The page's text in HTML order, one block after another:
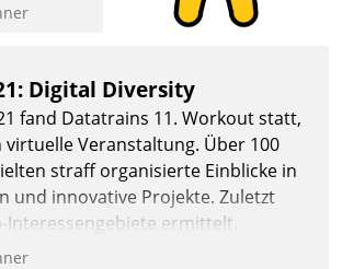
und -Digital Diversity
fand Datatrains 11. Workout statt,
virtuelle Veranstaltung. Über 100
straff organisierte Einblicke in
und innovative Projekte. Zuletzt
Interessengebiete ermittelt.